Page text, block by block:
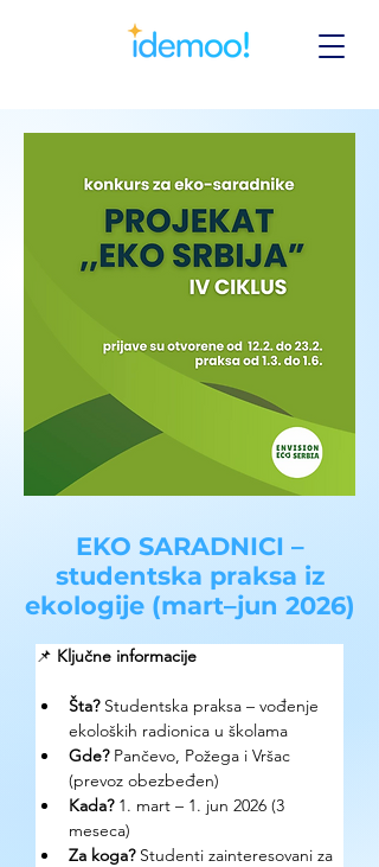
EKO SARADNICI –
studentska praksa iz
ekologije (mart–jun 2026)
📌 Ključne informacije
Šta? Studentska praksa – vođenje
ekoloških radionica u školama
Gde? Pančevo, Požega i Vršac
(prevoz obezbeđen)
Kada? 1. mart – 1. jun 2026 (3
meseca)
Za koga? Studenti zainteresovani za